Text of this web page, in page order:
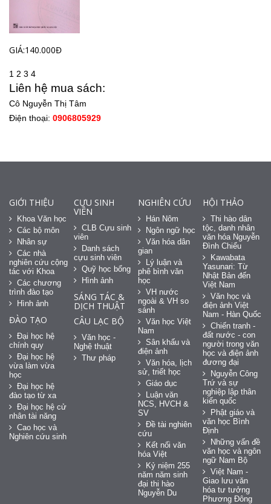
GIÁ:140.000Đ
1 2 3 4
Liên hệ mua sách:
Cô Nguyễn Thị Tâm
Điện thoại: 0906805929
GIỚI THIỆU
Khoa Văn học
Các bộ môn
Nhân sự
Các nhà
nghiên cứu cộng
tác với Khoa
Các chương
trình đào tạo
Hình ảnh
ĐÀO TẠO
Đại học hệ
chính quy
Đại học hệ
vừa làm vừa
học
Đại học hệ
đào tạo từ xa
Đại học hệ cử
nhân tài năng
Cao học và
Nghiên cứu sinh
CỰU SINH
VIÊN
CLB Cựu sinh
viên
Danh sách
cựu sinh viên
Quỹ học bổng
Hình ảnh
SÁNG TÁC &
DỊCH THUẬT
CÂU LẠC BỘ
Văn học -
Nghệ thuật
Thư pháp
NGHIÊN CỨU
Hán Nôm
Ngôn ngữ học
Văn hóa dân
gian
Lý luận và
phê bình văn
học
VH nước
ngoài & VH so
sánh
Văn học Việt
Nam
Sân khấu và
điện ảnh
Văn hóa, lịch
sử, triết học
Giáo dục
Luận văn
NCS, HVCH &
SV
Đề tài nghiên
cứu
Kết nối văn
hóa Việt
Kỷ niệm 255
năm năm sinh
đại thi hào
Nguyễn Du
HỘI THẢO
Thi hào dân
tộc, danh nhân
văn hóa Nguyễn
Đình Chiểu
Kawabata
Yasunari: Từ
Nhật Bản đến
Việt Nam
Văn học và
điện ảnh Việt
Nam - Hàn Quốc
Chiến tranh -
đất nước - con
người trong văn
học và điện ảnh
đương đại
Nguyễn Công
Trứ và sự
nghiệp lập thân
kiến quốc
Phật giáo và
văn học Bình
Định
Những vấn đề
văn học và ngôn
ngữ Nam Bộ
Việt Nam -
Giao lưu văn
hóa tư tưởng
Phương Đông